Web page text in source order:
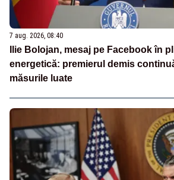
7 aug. 2026, 08:40
Ilie Bolojan, mesaj pe Facebook în
energetică: premierul demis
măsurile luate